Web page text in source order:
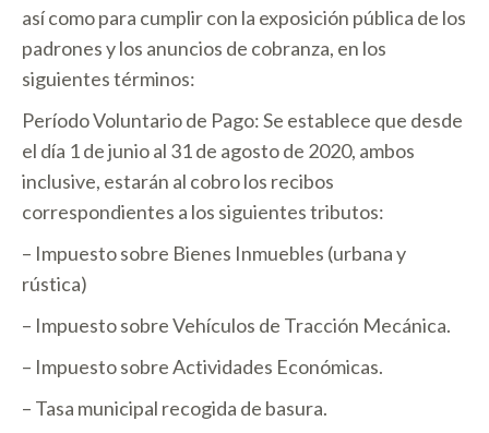
así como para cumplir con la exposición pública de los
padrones y los anuncios de cobranza, en los
siguientes términos:
Período Voluntario de Pago: Se establece que desde
el día 1 de junio al 31 de agosto de 2020, ambos
inclusive, estarán al cobro los recibos
correspondientes a los siguientes tributos:
– Impuesto sobre Bienes Inmuebles (urbana y
rústica)
– Impuesto sobre Vehículos de Tracción Mecánica.
– Impuesto sobre Actividades Económicas.
– Tasa municipal recogida de basura.